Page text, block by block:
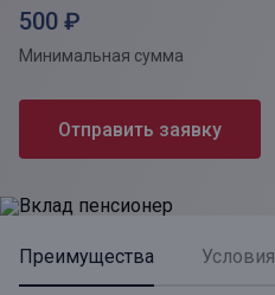
Отправить заявку
500 ₽
Минимальная сумма
Преимущества Условия